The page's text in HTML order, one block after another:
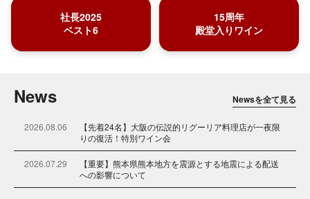
社長2025
ベスト6
15周年
殿堂入りワイン
News Newsを全て見る
2026.08.06
【先着24名】大阪の伝説的リグーリア料理店が一夜限
りの復活！特別ワイン会
2026.07.29
【重要】熊本県熊本地方を震源とする地震による配送
への影響について